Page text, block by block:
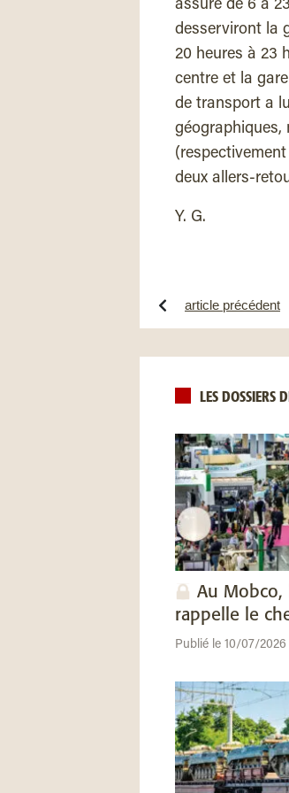
assuré de 6 à
desserviront la
20 heures à 23
centre et la
de transport a
géographiques,
deux allers-
Y. G.
article précédent
LES DOSSIERS
Au Mobco,
rappelle le
Publié le 10/07/